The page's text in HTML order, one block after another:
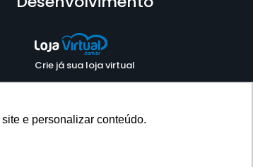
e personalizar conteúdo.
Crie já sua loja virtual